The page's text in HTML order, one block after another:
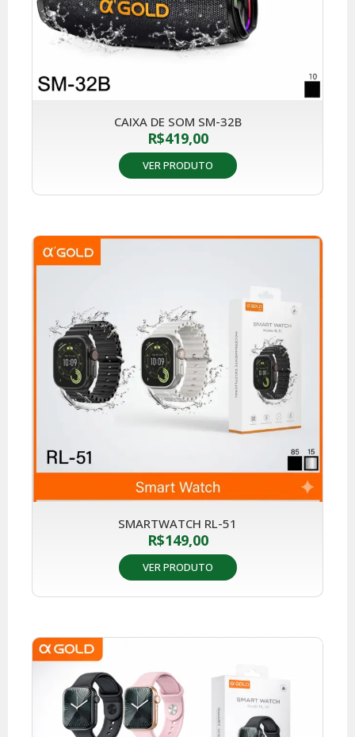
CAIXA DE SOM SM-32B
R$419,00
VER PRODUTO
SMARTWATCH RL-51
R$149,00
VER PRODUTO